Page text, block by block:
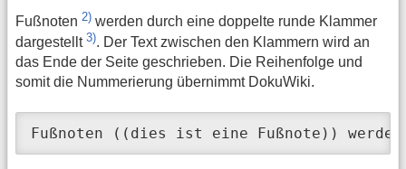
Fußnoten 2) werden durch eine doppelte runde Klammer
dargestellt 3). Der Text zwischen den Klammern wird an
das Ende der Seite geschrieben. Die Reihenfolge und
somit die Nummerierung übernimmt DokuWiki.
Fußnoten ((dies ist eine Fußnote))